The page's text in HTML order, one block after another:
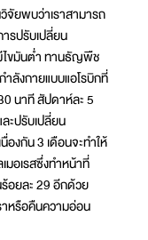
จัยพบว่าเราสามารถ
ารปรับเปลี่ยน
ไขมันต่ำ ทานธัญพืช
ลังกายแบบแอโรบิกที่
นาที สัปดาห์ละ 5
ะปรับเปลี่ยน
งกัน 3 เดือนจะทำให้
เมอเรสซึ่งทำหน้าที่
ร้อยละ 29 อีกด้วย
าหรือคืนความอ่อน